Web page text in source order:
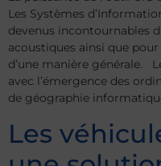
Les Systèmes
devenus incontournables
acoustiques ainsi que
d’une manière générale.
avec l’émergence des
de géographie
Les